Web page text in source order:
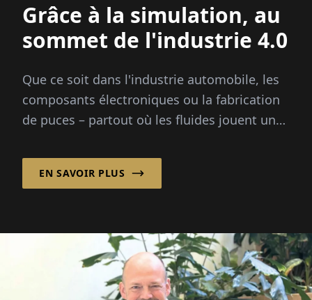
Grâce à la simulation, au
sommet de l'industrie 4.0
Que ce soit dans l'industrie automobile, les
composants électroniques ou la fabrication
de puces – partout où les fluides jouent un
EN SAVOIR PLUS